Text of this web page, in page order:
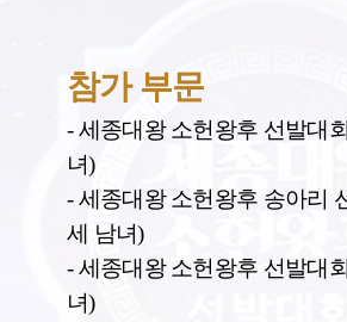
참가 부문
- 세종대왕 소헌왕후 선발대
녀)
- 세종대왕 소헌왕후 송아리
세 남녀)
- 세종대왕 소헌왕후 선발대
녀)